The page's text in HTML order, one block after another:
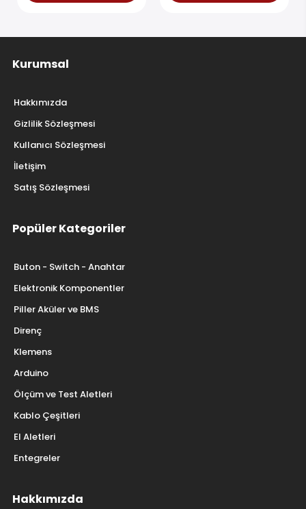
Kurumsal
Hakkımızda
Gizlilik Sözleşmesi
Kullanıcı Sözleşmesi
İletişim
Satış Sözleşmesi
Popüler Kategoriler
Buton - Switch - Anahtar
Elektronik Komponentler
Piller Aküler ve BMS
Direnç
Klemens
Arduino
Ölçüm ve Test Aletleri
Kablo Çeşitleri
El Aletleri
Entegreler
Hakkımızda